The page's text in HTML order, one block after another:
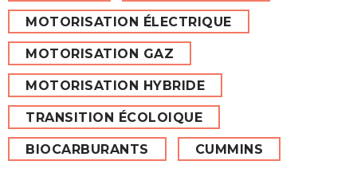
MOTORISATION ÉLECTRIQUE
MOTORISATION GAZ
MOTORISATION HYBRIDE
TRANSITION ÉCOLOIQUE
BIOCARBURANTS CUMMINS